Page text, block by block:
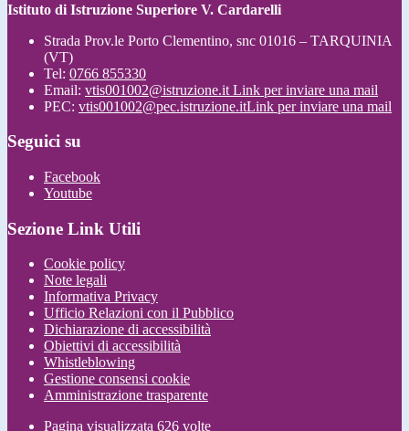
Istituto di Istruzione Superiore V. Cardarelli
Strada Prov.le Porto Clementino, snc 01016 – TARQUINIA
(VT)
Tel: 0766 855330
Email: vtis001002@istruzione.it Link per inviare una mail
PEC: vtis001002@pec.istruzione.itLink per inviare una mail
Seguici su
Facebook
Youtube
Sezione Link Utili
Cookie policy
Note legali
Informativa Privacy
Ufficio Relazioni con il Pubblico
Dichiarazione di accessibilità
Obiettivi di accessibilità
Whistleblowing
Gestione consensi cookie
Amministrazione trasparente
Pagina visualizzata 626 volte